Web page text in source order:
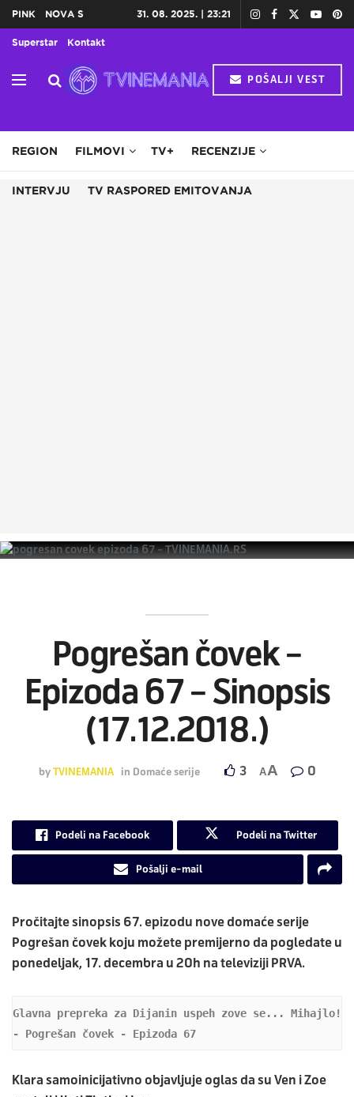
PINK NOVA S
Superstar Kontakt
31. 08. 2025. | 23:21
POŠALJI VEST
REGION FILMOVI TV+ RECENZIJE
INTERVJU TV RASPORED EMITOVANJA
Pogrešan čovek –
Epizoda 67 – Sinopsis
(17.12.2018.)
by TVINEMANIA in Domaće serije 3 AA 0
Podeli na Facebook Podeli na Twitter
Pošalji e-mail
Pročitajte sinopsis 67. epizodu nove domaće serije
Pogrešan čovek koju možete premijerno da pogledate u
ponedeljak, 17. decembra u 20h na televiziji PRVA.
Glavna prepreka za Dijanin uspeh zove se... Mihajlo!
- Pogrešan čovek - Epizoda 67
Klara samoinicijativno objavljuje oglas da su Ven i Zoe